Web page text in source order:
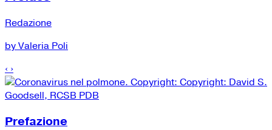
Redazione
by Valeria Poli
‹ ›
Prefazione